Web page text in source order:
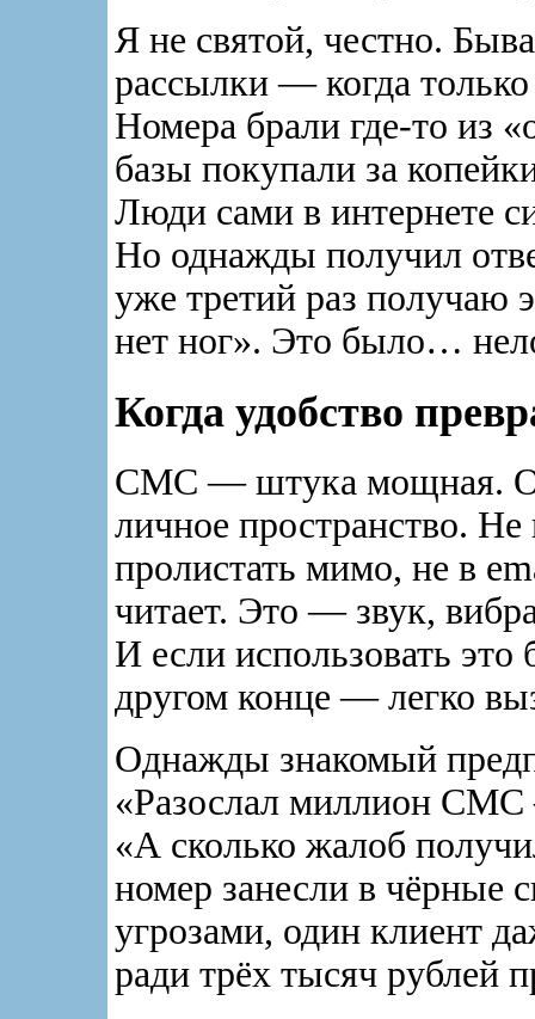
Я не святой, честно.
рассылки — когда
Номера брали где-то из
базы покупали за
Люди сами в интернете
Но однажды получил
уже третий раз
нет ног». Это было…
Когда удобство
СМС — штука мощная.
личное пространство.
пролистать мимо, не в
читает. Это — звук,
И если использовать это
другом конце — легко
Однажды знакомый
«Разослал миллион
«А сколько жалоб
номер занесли в чёрные
угрозами, один клиент
ради трёх тысяч рублей